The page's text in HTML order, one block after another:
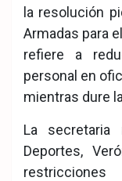
la resolución
Armadas para
refiere a
personal en
mientras dure
La secretaria
Deportes,